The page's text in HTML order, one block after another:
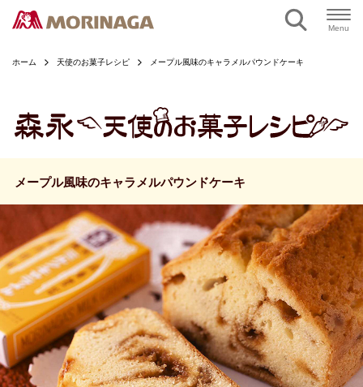
Menu
ホーム 天使のお菓子レシピ メープル風味のキャラメルパウンドケーキ
メープル風味のキャラメルパウンドケーキ